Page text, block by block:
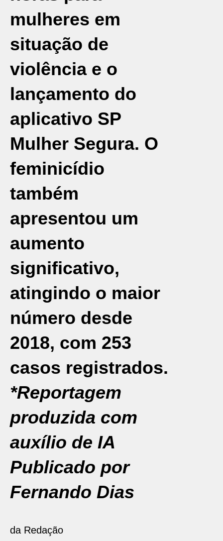
mulheres em
situação de
violência e o
lançamento do
aplicativo SP
Mulher Segura. O
feminicídio
também
apresentou um
aumento
significativo,
atingindo o maior
número desde
2018, com 253
casos registrados.
*Reportagem
produzida com
auxílio de IA
Publicado por
Fernando Dias
da Redação